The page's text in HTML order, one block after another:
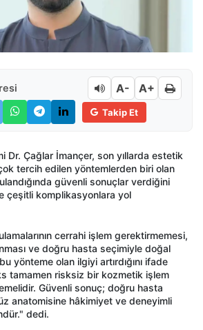
A- A+
Takip Et
Dr. Çağlar İmançer, son yıllarda estetik
tercih edilen yöntemlerden biri olan
güvenli sonuçlar verdiğini
çeşitli komplikasyonlara yol
cerrahi işlem gerektirmemesi,
ve doğru hasta seçimiyle doğal
yönteme olan ilgiyi artırdığını ifade
tamamen risksiz bir kozmetik işlem
Güvenli sonuç; doğru hasta
anatomisine hâkimiyet ve deneyimli
dedi.